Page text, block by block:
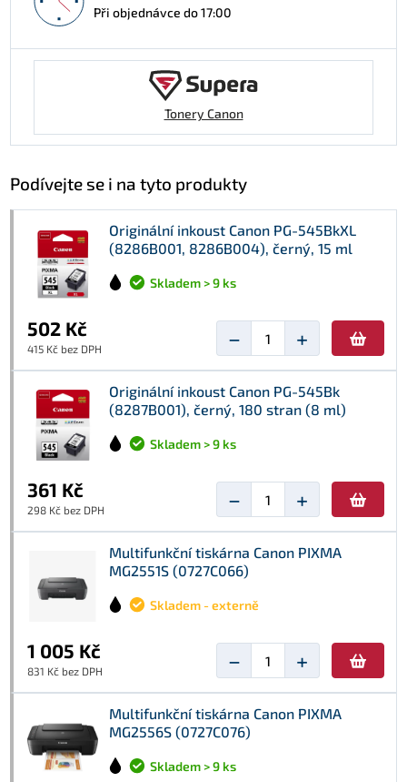
Při objednávce do 17:00
Tonery Canon
Podívejte se i na tyto produkty
Originální inkoust Canon PG-545BkXL
(8286B001, 8286B004), černý, 15 ml
Skladem > 9 ks
502 Kč
415 Kč bez DPH − +
Originální inkoust Canon PG-545Bk
(8287B001), černý, 180 stran (8 ml)
Skladem > 9 ks
361 Kč
298 Kč bez DPH − +
Multifunkční tiskárna Canon PIXMA
MG2551S (0727C066)
Skladem - externě
1 005 Kč
831 Kč bez DPH − +
Multifunkční tiskárna Canon PIXMA
MG2556S (0727C076)
Skladem > 9 ks